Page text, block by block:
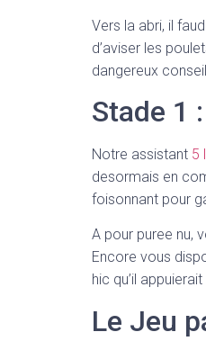
Vers la abri, il
d’aviser les
dangereux
Stade 1
Notre assistant 5
desormais en
foisonnant pour
A pour puree nu,
Encore vous
hic qu’il
Le Jeu